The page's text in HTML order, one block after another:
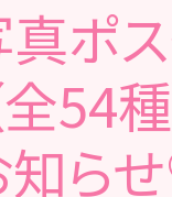
ポ
54
知ら